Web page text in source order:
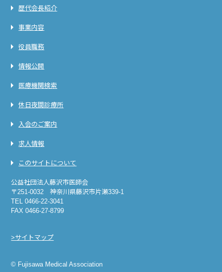
歴代会長紹介
事業内容
役員職務
情報公開
医療機関検索
休日夜間診療所
入会のご案内
求人情報
このサイトについて
公益社団法人藤沢市医師会
〒251-0032 神奈川県藤沢市片瀬339-1
TEL 0466-22-3041
FAX 0466-27-8799
>サイトマップ
© Fujisawa Medical Association